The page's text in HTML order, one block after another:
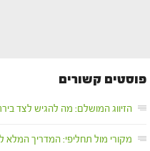
פוסטים קשורים
הזיווג המושלם: מה להגיש לצד
מקורי מול תחליפי: המדריך המלא